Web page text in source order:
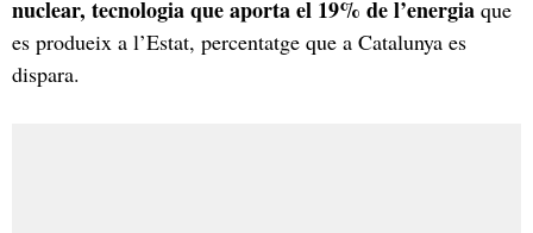
nuclear, tecnologia que aporta el 19% de l’energia que
es produeix a l’Estat, percentatge que a Catalunya es
dispara.